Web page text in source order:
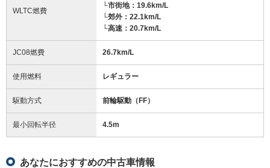
WLTC燃費
└市街地：19.6km/L
└郊外：22.1km/L
└高速：20.7km/L
JC08燃費 26.7km/L
使用燃料 レギュラー
駆動方式 前輪駆動（FF）
最小回転半径 4.5m
あなたにおすすめの中古車情報